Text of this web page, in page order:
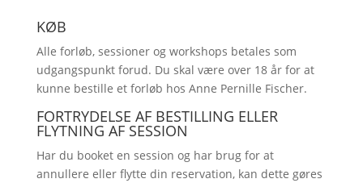
KØB
Alle forløb, sessioner og workshops betales som
udgangspunkt forud. Du skal være over 18 år for at
kunne bestille et forløb hos Anne Pernille Fischer.
FORTRYDELSE AF BESTILLING ELLER
FLYTNING AF SESSION
Har du booket en session og har brug for at
annullere eller flytte din reservation, kan dette gøres